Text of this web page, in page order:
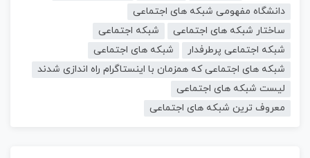
دانشگاه مفهومی شبکه های اجتماعی
ساختار شبکه های اجتماعی
شبکه اجتماعی
شبکه اجتماعی پرطرفدار
شبکه های اجتماعی
شبکه های اجتماعی که همزمان با اینستاگرام راه اندازی شدند
لیست شبکه های اجتماعی
معروف ترین شبکه های اجتماعی